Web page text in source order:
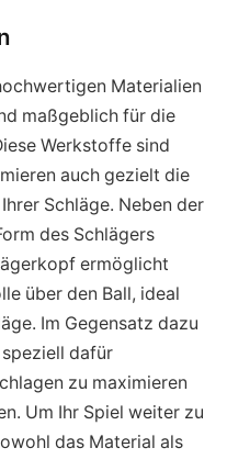
Materialien
maßgeblich für die
Werkstoffe sind
auch gezielt die
Schläge. Neben der
des Schlägers
ermöglicht
über den Ball, ideal
Im Gegensatz dazu
dafür
zu maximieren
Um Ihr Spiel weiter zu
das Material als